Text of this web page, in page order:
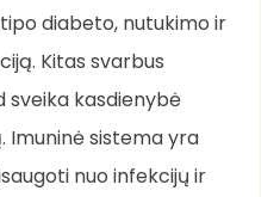
diabeto, nutukimo ir
Kitas svarbus
sveika kasdienybė
Imuninė sistema yra
nuo infekcijų ir